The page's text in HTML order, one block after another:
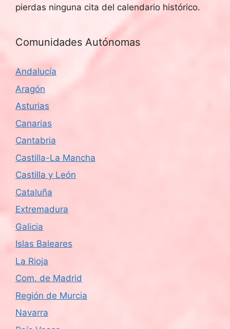
pierdas ninguna cita del calendario histórico.
Comunidades Autónomas
Andalucía
Aragón
Asturias
Canarias
Cantabria
Castilla-La Mancha
Castilla y León
Cataluña
Extremadura
Galicia
Islas Baleares
La Rioja
Com. de Madrid
Región de Murcia
Navarra